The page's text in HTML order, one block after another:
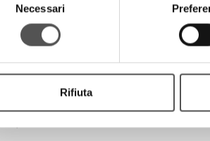
Necessari
Rifiuta